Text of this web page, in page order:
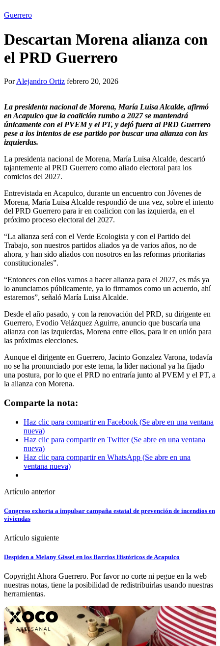
Guerrero
Descartan Morena alianza con
el PRD Guerrero
PorAlejandro Ortiz febrero 20, 2026
La presidenta nacional de Morena, María Luisa Alcalde, afirmó
en Acapulco que la coalición rumbo a 2027 se mantendrá
únicamente con el PVEM y el PT, y dejó fuera al PRD Guerrero
pese a los intentos de ese partido por buscar una alianza con las
izquierdas.
La presidenta nacional de Morena, María Luisa Alcalde, descartó
tajantemente al PRD Guerrero como aliado electoral para los
comicios del 2027.
Entrevistada en Acapulco, durante un encuentro con Jóvenes de
Morena, María Luisa Alcalde respondió de una vez, sobre el intento
del PRD Guerrero para ir en coalicion con las izquierda, en el
próximo proceso electoral del 2027.
“La alianza será con el Verde Ecologista y con el Partido del
Trabajo, son nuestros partidos aliados ya de varios años, no de
ahora, y han sido aliados con nosotros en las reformas prioritarias
constitucionales”.
“Entonces con ellos vamos a hacer alianza para el 2027, es más ya
lo anunciamos públicamente, ya lo firmamos como un acuerdo, ahí
estaremos”, señaló María Luisa Alcalde.
Desde el año pasado, y con la renovación del PRD, su dirigente en
Guerrero, Evodio Velázquez Aguirre, anuncio que buscaría una
alianza con las izquierdas, Morena entre ellos, para ir en unión para
las próximas elecciones.
Aunque el dirigente en Guerrero, Jacinto Gonzalez Varona, todavía
no se ha pronunciado por este tema, la líder nacional ya ha fijado
una postura, por lo que el PRD no entraría junto al PVEM y el PT, a
la alianza con Morena.
Comparte la nota:
Haz clic para compartir en Facebook (Se abre en una ventana
nueva)
Haz clic para compartir en Twitter (Se abre en una ventana
nueva)
Haz clic para compartir en WhatsApp (Se abre en una
ventana nueva)
Artículo anterior
Congreso exhorta a impulsar campaña estatal de prevención de incendios en
viviendas
Artículo siguiente
Despiden a Melany Gissel en los Barrios Históricos de Acapulco
Copyright Ahora Guerrero. Por favor no corte ni pegue en la web
nuestras notas, tiene la posibilidad de redistribuirlas usando nuestras
herramientas.